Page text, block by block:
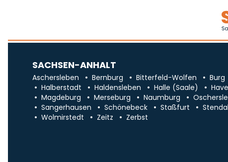
SACHSEN-ANHALT
Aschersleben Bernburg Bitterfeld-Wolfen Burg
Halberstadt
Haldensleben Halle (Saale)
Magdeburg
Merseburg Naumburg
Sangerhausen
Schönebeck Staßfurt Stendal
Wolmirstedt
Zeitz Zerbst